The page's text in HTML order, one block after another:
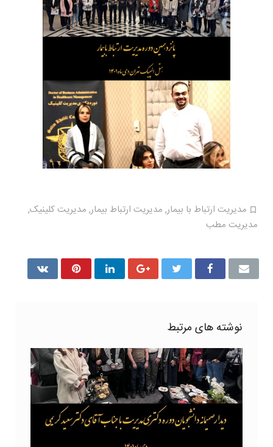
مدیریت ارتباط با بیمار, مدیریت ارتباط بیمار, مدیریت کلینیک,
مدیریت مطب
نوشته های مرتبط